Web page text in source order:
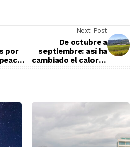
por
Next Post
De octubre a
septiembre: así ha
cambiado el calor la